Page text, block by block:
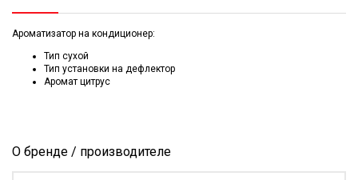
Ароматизатор на кондиционер:
Тип сухой
Тип установки на дефлектор
Аромат цитрус
О бренде / производителе